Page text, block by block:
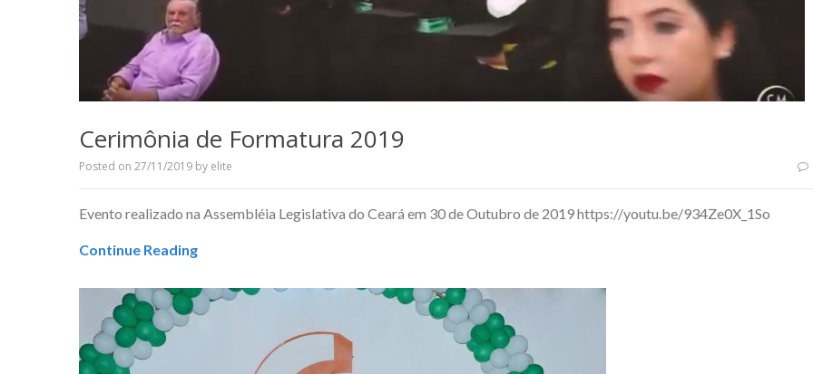
Cerimônia de Formatura 2019
Posted on 27/11/2019 by elite
Evento realizado na Assembléia Legislativa do Ceará em 30 de Outubro de 2019 https://youtu.be/934Ze0X_1So
Continue Reading